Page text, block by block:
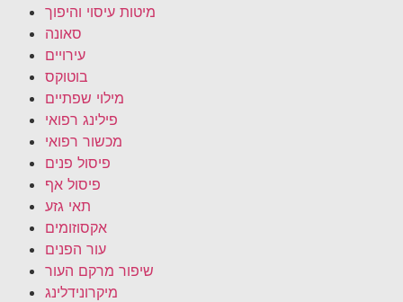
מיטות עיסוי והיפוך
סאונה
עירויים
בוטוקס
מילוי שפתיים
פילינג רפואי
מכשור רפואי
פיסול פנים
פיסול אף
תאי גזע
אקסוזומים
עור הפנים
שיפור מרקם העור
מיקרונידלינג